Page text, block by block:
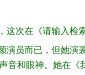
这次在《请输入
员而已，但她
和眼神。她在《